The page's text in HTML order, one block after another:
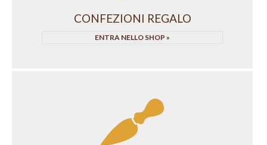
CONFEZIONI REGALO
ENTRA NELLO SHOP